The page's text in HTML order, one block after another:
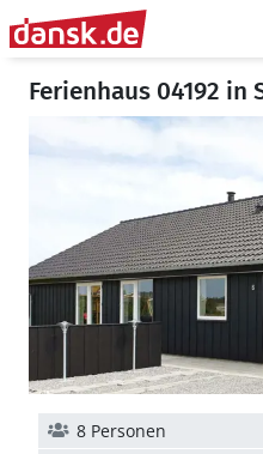
Ferienhaus 04192 in
8 Personen